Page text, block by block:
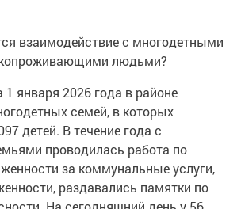
взаимодействие с многодетными
людьми?
января 2026 года в районе
семей, в которых
детей. В течение года с
проводилась работа по
за коммунальные услуги,
раздавались памятки по